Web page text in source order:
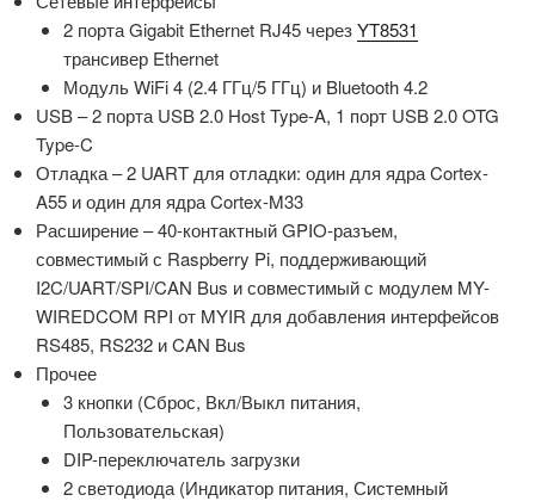
2 порта Gigabit Ethernet RJ45 черезYT8531
трансивер Ethernet
Модуль WiFi 4 (2.4 ГГц/5 ГГц) и Bluetooth 4.2
USB – 2 порта USB 2.0 Host Type-A, 1 порт USB 2.0 OTG
Type-C
Отладка – 2 UART для отладки: один для ядра Cortex-
A55 и один для ядра Cortex-M33
Расширение – 40-контактный GPIO-разъем,
совместимый с Raspberry Pi, поддерживающий
I2C/UART/SPI/CAN Bus и совместимый с модулем MY-
WIREDCOM RPI от MYIR для добавления интерфейсов
RS485, RS232 и CAN Bus
Прочее
3 кнопки (Сброс, Вкл/Выкл питания,
Пользовательская)
DIP-переключатель загрузки
2 светодиода (Индикатор питания, Системный